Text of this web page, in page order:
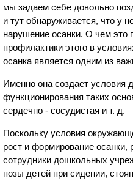
мы задаем себе довольно
и тут обнаруживается, что у
нарушение осанки. О чем это
профилактики этого в
осанка является одним из
Именно она создает условия
функционирования таких
сердечно - сосудистая и т. д.
Поскольку условия
рост и формирование осанки,
сотрудники дошкольных
позы детей при сидении,